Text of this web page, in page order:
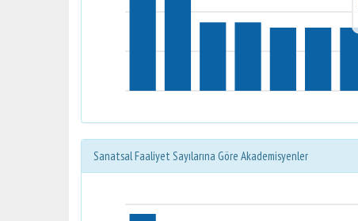
Sanatsal Faaliyet Sayılarına Göre Akademisyenler